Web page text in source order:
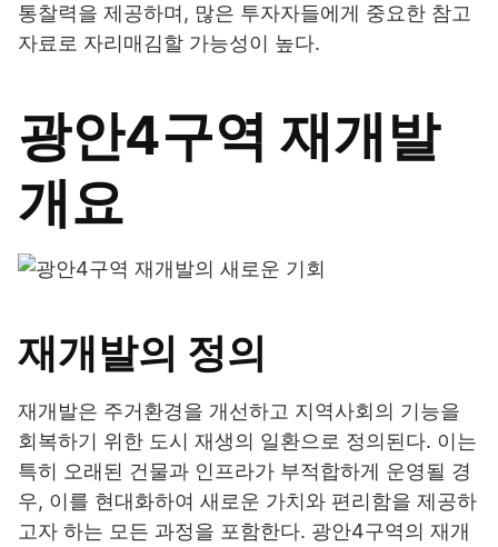
통찰력을 제공하며, 많은 투자자들에게 중요한 참고
자료로 자리매김할 가능성이 높다.
광안4구역 재개발
개요
재개발의 정의
재개발은 주거환경을 개선하고 지역사회의 기능을
회복하기 위한 도시 재생의 일환으로 정의된다. 이는
특히 오래된 건물과 인프라가 부적합하게 운영될 경
우, 이를 현대화하여 새로운 가치와 편리함을 제공하
고자 하는 모든 과정을 포함한다. 광안4구역의 재개